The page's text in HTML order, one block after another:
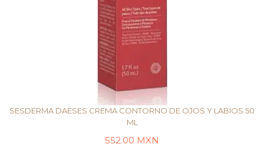
SESDERMA DAESES CREMA CONTORNO DE OJOS Y LABIOS 50
ML
552.00 MXN